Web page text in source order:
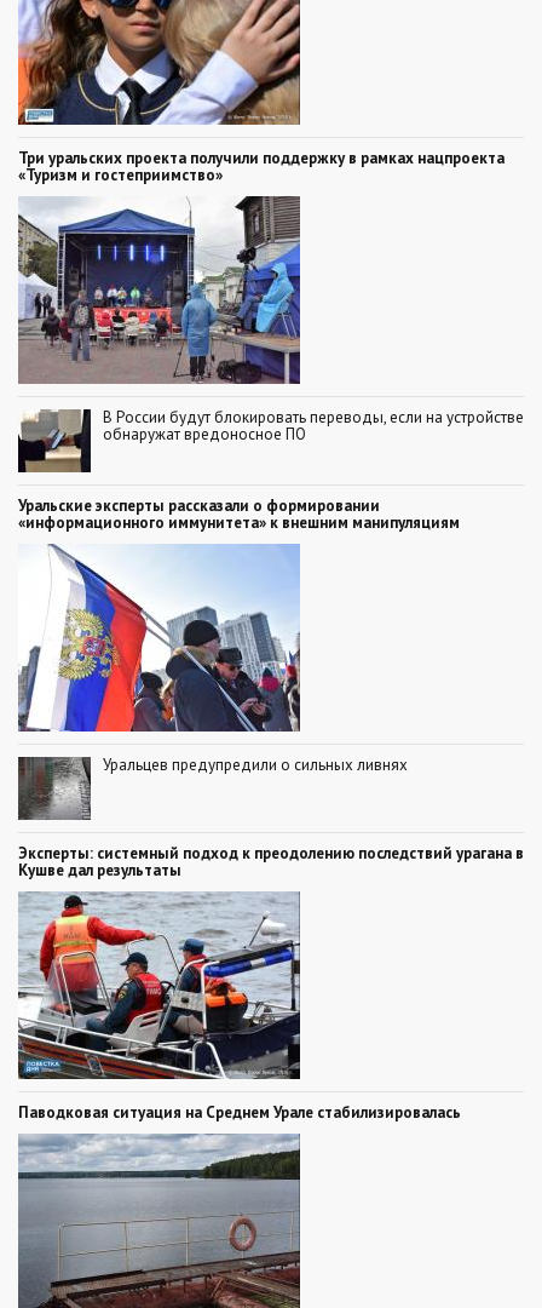
Три уральских проекта получили поддержку в рамках нацпроекта
«Туризм и гостеприимство»
В России будут блокировать переводы, если на устройстве
обнаружат вредоносное ПО
Уральские эксперты рассказали о формировании
«информационного иммунитета» к внешним манипуляциям
Уральцев предупредили о сильных ливнях
Эксперты: системный подход к преодолению последствий урагана в
Кушве дал результаты
Паводковая ситуация на Среднем Урале стабилизировалась